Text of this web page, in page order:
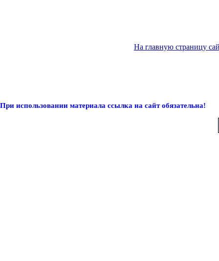
На главную страницу
При использовании материала ссылка на сайт обязательна!